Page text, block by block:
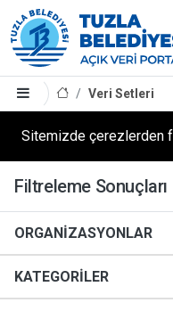
Veri Setleri
Sitemizde çerezlerden
Filtreleme Sonuçları
ORGANIZASYONLAR
KATEGORILER